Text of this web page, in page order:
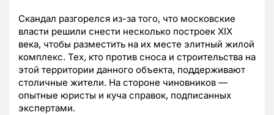
Скандал разгорелся из-за того, что московские
власти решили снести несколько построек XIX
века, чтобы разместить на их месте элитный жилой
комплекс. Тех, кто против сноса и строительства на
этой территории данного объекта, поддерживают
столичные жители. На стороне чиновников —
опытные юристы и куча справок, подписанных
экспертами.